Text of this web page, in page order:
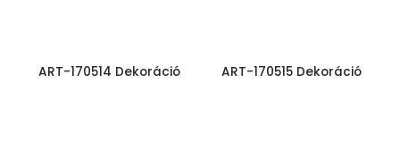
ART-170514 Dekoráció ART-170515 Dekoráció